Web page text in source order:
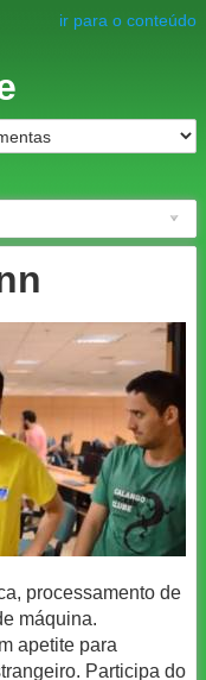
ir para o conteúdo
processamento de
máquina.
apetite para
Participa do